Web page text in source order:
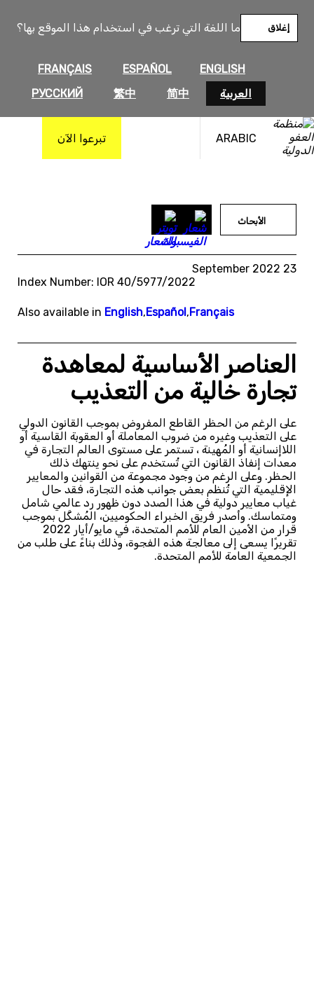
ما اللغة التي ترغب في استخدام هذا الموقع بها؟
ENGLISH
ESPAÑOL
FRANÇAIS
العربية
简中
繁中
РУССКИЙ
إغلاق
ARABIC تبرعوا الآن
المحتوى
الأبحاث
23 September 2022
Index Number: IOR 40/5977/2022
Also available in English,Español,Français
العناصر الأساسية لمعاهدة
تجارة خالية من التعذيب
على الرغم من الحظر القاطع المفروض بموجب القانون الدولي
على التعذيب وغيره من ضروب المعاملة أو العقوبة القاسية أو
اللاإنسانية أو المُهينة ، تستمر على مستوى العالم التجارة في
معدات إنفاذ القانون التي تُستخدم على نحو ينتهك ذلك
الحظر. وعلى الرغم من وجود مجموعة من القوانين والمعايير
الإقليمية التي تُنظم بعض جوانب هذه التجارة، فقد حال
غياب معايير دولية في هذا الصدد دون ظهور رد عالمي شامل
ومتماسك. وأصدر فريق الخبراء الحكوميين، المُشكَّل بموجب
قرار من الأمين العام للأمم المتحدة، في مايو/أيار 2022
تقريرًا يسعى إلى معالجة هذه الفجوة، وذلك بناءً على طلب من
الجمعية العامة للأمم المتحدة.